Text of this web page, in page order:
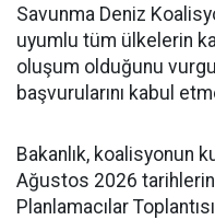
Savunma Deniz
uyumlu tüm ülkelerin
oluşum olduğunu
başvurularını kabul
Bakanlık, koalisyonun
Ağustos 2026
Planlamacılar